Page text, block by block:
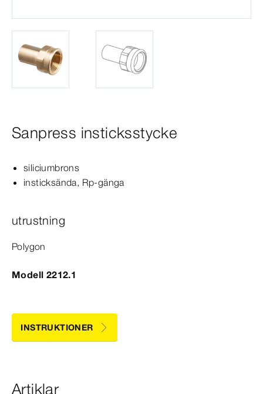
Sanpress insticksstycke
siliciumbrons
insticksända, Rp-​gänga
utrustning
Polygon
Modell 2212.1
INSTRUKTIONER
Artiklar